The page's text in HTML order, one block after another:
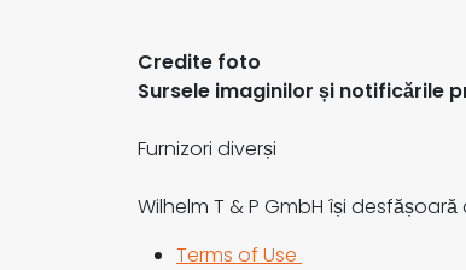
Credite foto
Sursele imaginilor și notificările
Furnizori diverși
Wilhelm T & P GmbH își
Terms of Use